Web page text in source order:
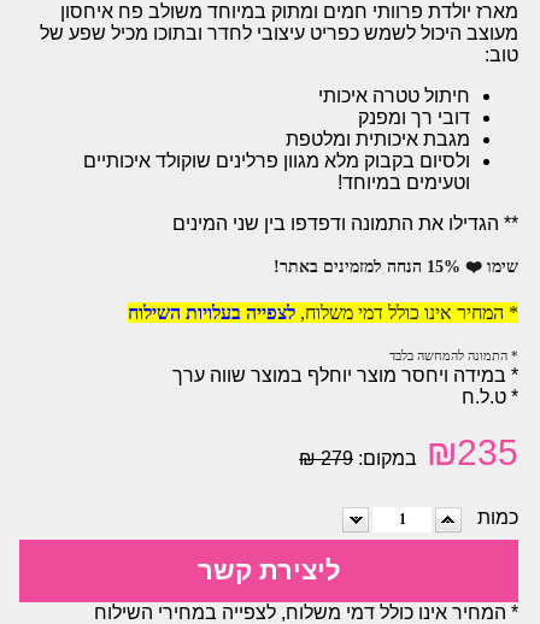
מארז יולדת פרוותי חמים ומתוק במיוחד משולב פח איחסון
מעוצב היכול לשמש כפריט עיצובי לחדר ובתוכו מכיל שפע של
טוב:
חיתול טטרה איכותי
דובי רך ומפנק
מגבת איכותית ומלטפת
ולסיום בקבוק מלא מגוון פרלינים שוקולד איכותיים
וטעימים במיוחד!
** הגדילו את התמונה ודפדפו בין שני המינים
שימו ❤️ 15% הנחה למזמינים באתר!
* המחיר אינו כולל דמי משלוח, לצפייה בעלויות השילוח
* התמונה להמחשה בלבד
* במידה ויחסר מוצר יוחלף במוצר שווה ערך
* ט.ל.ח
₪235 במקום: 279 ₪
כמות
ליצירת קשר
* המחיר אינו כולל דמי משלוח, לצפייה במחירי השילוח